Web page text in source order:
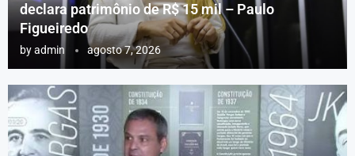
declara patrimônio de R$ 15 mil – Paulo
Figueiredo
byadmin agosto 7, 2026